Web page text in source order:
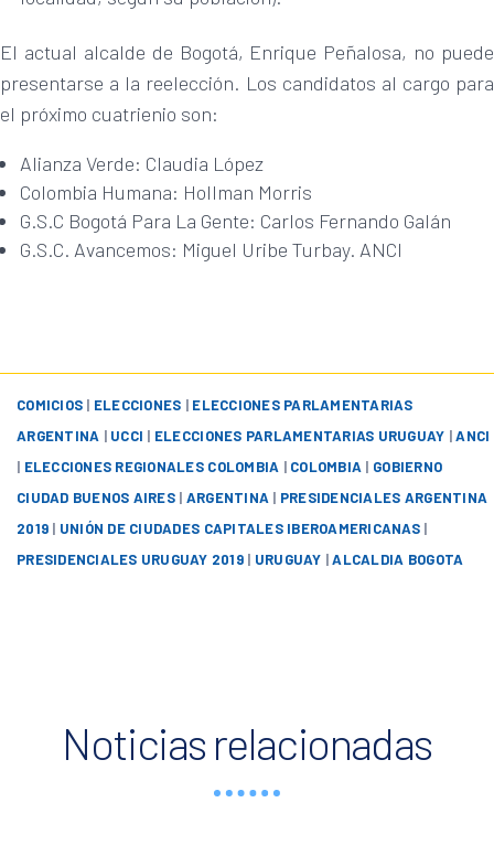
El actual alcalde de Bogotá, Enrique Peñalosa, no puede
presentarse a la reelección. Los candidatos al cargo para
el próximo cuatrienio son:
Alianza Verde: Claudia López
Colombia Humana: Hollman Morris
G.S.C Bogotá Para La Gente: Carlos Fernando Galán
G.S.C. Avancemos: Miguel Uribe Turbay. ANCI
COMICIOS | ELECCIONES | ELECCIONES PARLAMENTARIAS
ARGENTINA | UCCI | ELECCIONES PARLAMENTARIAS URUGUAY |ANCI
| ELECCIONES REGIONALES COLOMBIA | COLOMBIA | GOBIERNO
CIUDAD BUENOS AIRES| ARGENTINA | PRESIDENCIALES ARGENTINA
2019 | UNIÓN DE CIUDADES CAPITALES IBEROAMERICANAS |
PRESIDENCIALES URUGUAY 2019 | URUGUAY |ALCALDIA BOGOTA
Noticias relacionadas